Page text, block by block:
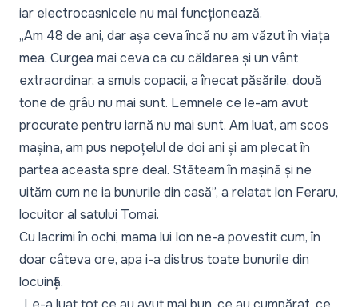
iar electrocasnicele nu mai funcționează.
„Am 48 de ani, dar așa ceva încă nu am văzut în viața
mea. Curgea mai ceva ca cu căldarea și un vânt
extraordinar, a smuls copacii, a înecat păsările, două
tone de grâu nu mai sunt. Lemnele ce le-am avut
procurate pentru iarnă nu mai sunt. Am luat, am scos
mașina, am pus nepoțelul de doi ani și am plecat în
partea aceasta spre deal. Stăteam în mașină și ne
uităm cum ne ia bunurile din casă”, a relatat Ion Feraru,
locuitor al satului Tomai.
Cu lacrimi în ochi, mama lui Ion ne-a povestit cum, în
doar câteva ore, apa i-a distrus toate bunurile din
locuință.